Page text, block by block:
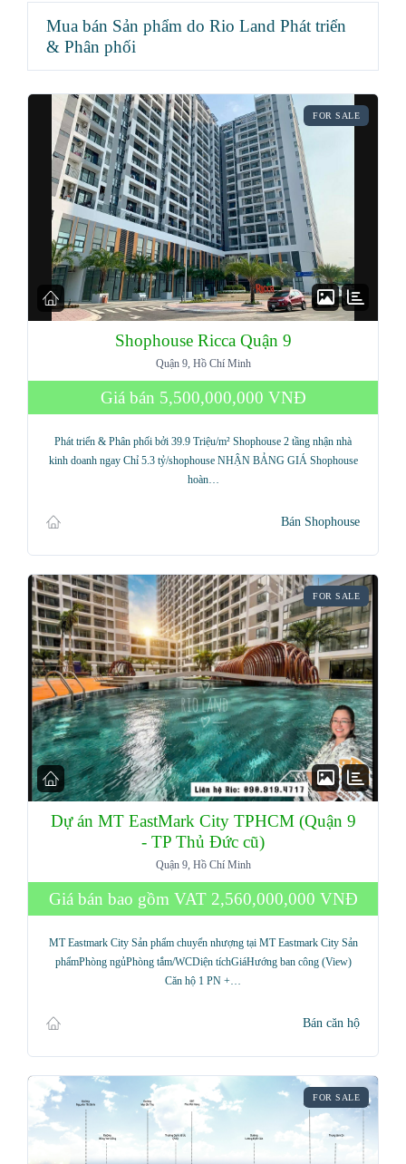
Mua bán Sản phẩm do Rio Land Phát triển
& Phân phối
FOR SALE
Shophouse Ricca Quận 9
Quận 9, Hồ Chí Minh
Giá bán 5,500,000,000 VNĐ
Phát triển & Phân phối bởi 39.9 Triệu/m² Shophouse 2 tầng nhận nhà
kinh doanh ngay Chỉ 5.3 tỷ/shophouse NHẬN BẢNG GIÁ Shophouse
hoàn…
Bán Shophouse
FOR SALE
Dự án MT EastMark City TPHCM (Quận 9
- TP Thủ Đức cũ)
Quận 9, Hồ Chí Minh
Giá bán bao gồm VAT 2,560,000,000 VNĐ
MT Eastmark City Sản phẩm chuyển nhượng tại MT Eastmark City Sản
phẩmPhòng ngủPhòng tắm/WCDiện tíchGiáHướng ban công (View)
Căn hộ 1 PN +…
Bán căn hộ
FOR SALE